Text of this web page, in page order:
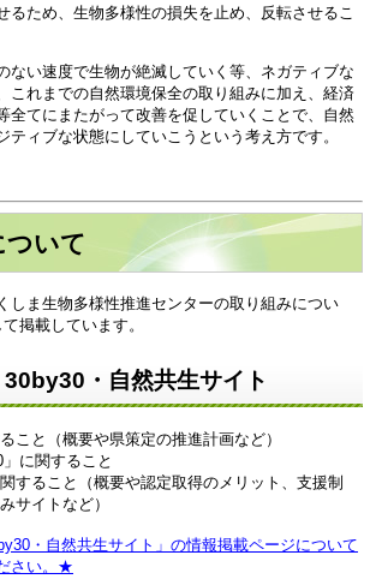
ため、生物多様性の損失を止め、反転させるこ
い速度で生物が絶滅していく等、ネガティブな
れまでの自然環境保全の取り組みに加え、経済
全てにまたがって改善を促していくことで、自然
ティブな状態にしていこうという考え方です。
ついて
ま生物多様性推進センターの取り組みについ
掲載しています。
・自然共生サイト
こと（概要や県策定の推進計画など）
に関すること
すること（概要や認定取得のメリット、支援制
サイトなど）
・自然共生サイト」の情報掲載ページについて
さい。★​